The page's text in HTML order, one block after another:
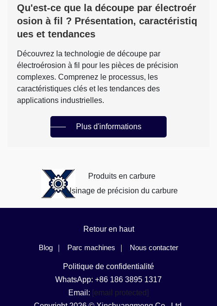
Qu'est-ce que la découpe par électroér
osion à fil ? Présentation, caractéristiq
ues et tendances
Découvrez la technologie de découpe par
électroérosion à fil pour les pièces de précision
complexes. Comprenez le processus, les
caractéristiques clés et les tendances des
applications industrielles.
Plus d'informations
Produits en carbure
Usinage de précision du carbure
Retour en haut
Blog Parc machines Nous contacter
Politique de confidentialité
WhatsApp: +86 186 3895 1317
Email: [email protected]